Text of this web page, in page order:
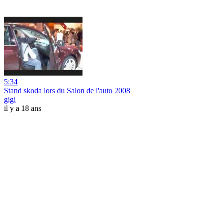
5:34
Stand skoda lors du Salon de l'auto 2008
gigi
il y a 18 ans